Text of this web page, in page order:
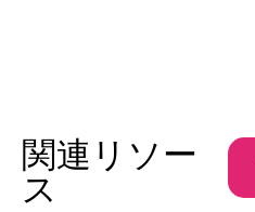
関連リソー
ス